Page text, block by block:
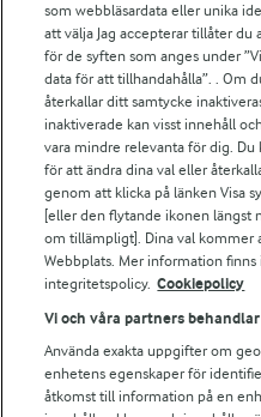
För ägare
Arlas kundportal
Arla.com
Falbygdens Ost
Arla webbshop
Bildbank
Följ oss
som webbläsardata eller unika
att välja Jag accepterar tillåter du
för de syften som anges under
data för att tillhandahålla”. . Om
återkallar ditt samtycke
inaktiverade kan visst innehåll
vara mindre relevanta för dig.
för att ändra dina val eller
genom att klicka på länken Visa
[eller den flytande ikonen längst
om tillämpligt]. Dina val kommer
Webbplats. Mer information finns
integritetspolicy. Cookiepolicy
Vi och våra partners
Använda exakta uppgifter om
enhetens egenskaper för
åtkomst till information på en